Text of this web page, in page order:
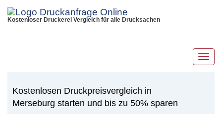
Kostenloser Druckerei Vergleich für alle Drucksachen
Kostenlosen Druckpreisvergleich in
Merseburg starten und bis zu 50% sparen